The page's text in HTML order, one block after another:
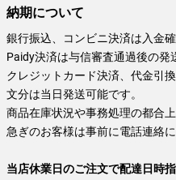
納期について
銀行振込、コンビニ決済は入金確
Paidy決済は与信審査通過後の発
クレジットカード決済、代金引
文分は当日発送可能です。
商品在庫状況や事務処理の都合
急ぎのお客様は事前に電話連絡
当店休業日のご注文で配達日時